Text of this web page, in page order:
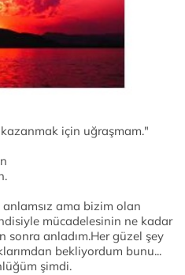
için uğraşmam."
ama bizim olan
mücadelesinin ne kadar
sonra anladım.Her güzel şey
bekliyordum bunu...
şimdi.